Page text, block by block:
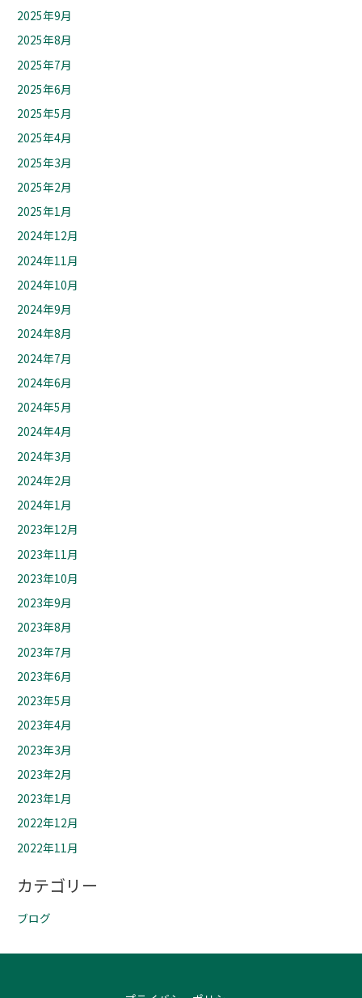
2025年9月
2025年8月
2025年7月
2025年6月
2025年5月
2025年4月
2025年3月
2025年2月
2025年1月
2024年12月
2024年11月
2024年10月
2024年9月
2024年8月
2024年7月
2024年6月
2024年5月
2024年4月
2024年3月
2024年2月
2024年1月
2023年12月
2023年11月
2023年10月
2023年9月
2023年8月
2023年7月
2023年6月
2023年5月
2023年4月
2023年3月
2023年2月
2023年1月
2022年12月
2022年11月
カテゴリー
ブログ